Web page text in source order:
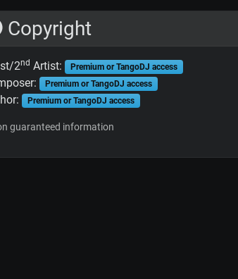
Copyright
2nd Artist: Premium or TangoDJ access
Premium or TangoDJ access
Premium or TangoDJ access
guaranteed information